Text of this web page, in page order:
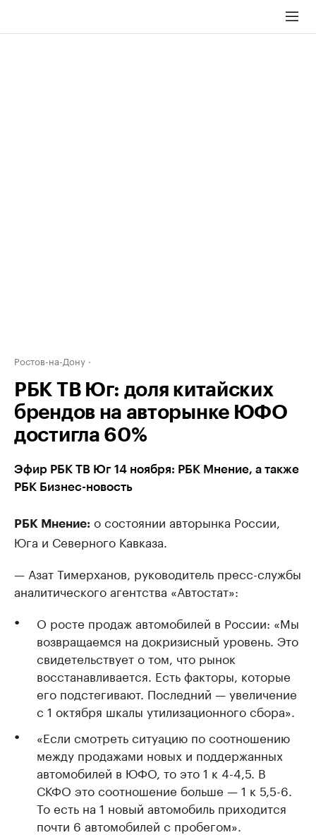
Ростов-на-Дону
РБК ТВ Юг: доля китайских
брендов на авторынке ЮФО
достигла 60%
Эфир РБК ТВ Юг 14 ноября: РБК Мнение, а также
РБК Бизнес-новость
РБК Мнение: о состоянии авторынка России,
Юга и Северного Кавказа.
— Азат Тимерханов, руководитель пресс-службы
аналитического агентства «Автостат»:
О росте продаж автомобилей в России: «Мы
возвращаемся на докризисный уровень. Это
свидетельствует о том, что рынок
восстанавливается. Есть факторы, которые
его подстегивают. Последний — увеличение
с 1 октября шкалы утилизационного сбора».
«Если смотреть ситуацию по соотношению
между продажами новых и поддержанных
автомобилей в ЮФО, то это 1 к 4-4,5. В
СКФО это соотношение больше — 1 к 5,5-6.
То есть на 1 новый автомобиль приходится
почти 6 автомобилей с пробегом».